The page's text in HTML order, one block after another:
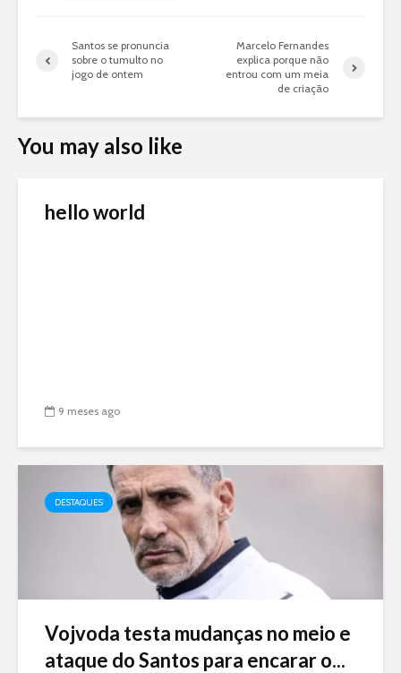
Santos se pronuncia
sobre o tumulto no
jogo de ontem
Marcelo Fernandes
explica porque não
entrou com um meia
de criação
You may also like
hello world
9 meses ago
DESTAQUES
Vojvoda testa mudanças no meio e
ataque do Santos para encarar o...